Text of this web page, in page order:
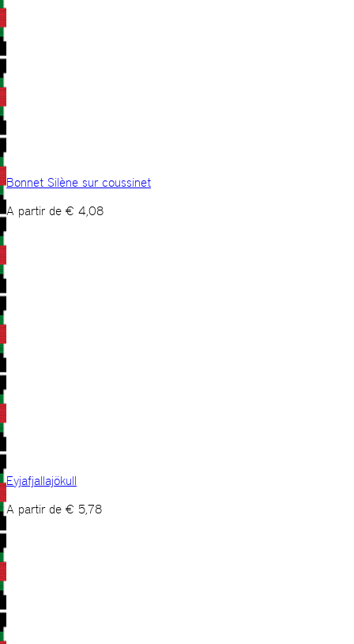
Bonnet Silène sur coussinet
A partir de € 4,08
Eyjafjallajökull
A partir de € 5,78